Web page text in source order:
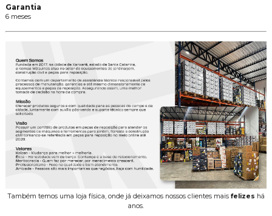
Garantia
6 meses
Também temos uma loja física, onde já deixamos nossos clientes mais felizes há
anos.